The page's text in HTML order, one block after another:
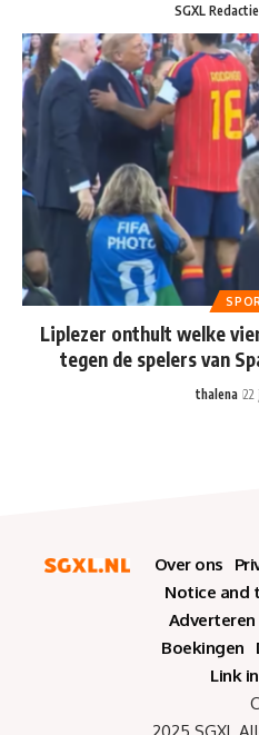
SGXL Redactie
Liplezer onthult welke
tegen de spelers van
thalena 22
Over ons
Notice and
Adverteren
Boekingen
Link
2025 SGXL